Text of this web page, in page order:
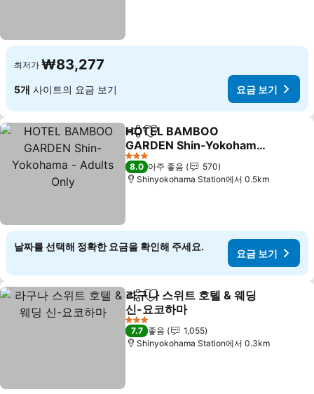
최저가 ₩83,277
5개 사이트의 요금 보기 요금 보기
공유 즐겨찾기에 추가
HOTEL BAMBOO
GARDEN Shin-Yokohama
- Adults Only
요금 보기
3 성급
8.0 아주 좋음
570
Shinyokohama Station에서 0.5km
날짜를 선택해 정확한 요금을 확인해 주세요.
요금 보기
공유 즐겨찾기에 추가
라구나 스위트 호텔 & 웨딩
신-요코하마
요금 보기
3 성급
7.7 좋음
1,055
Shinyokohama Station에서 0.3km